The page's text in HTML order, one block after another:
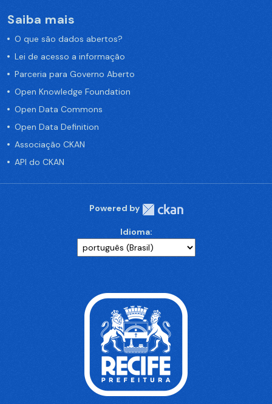
Saiba mais
O que são dados abertos?
Lei de acesso a informação
Parceria para Governo Aberto
Open Knowledge Foundation
Open Data Commons
Open Data Definition
Associação CKAN
API do CKAN
Powered by
Idioma